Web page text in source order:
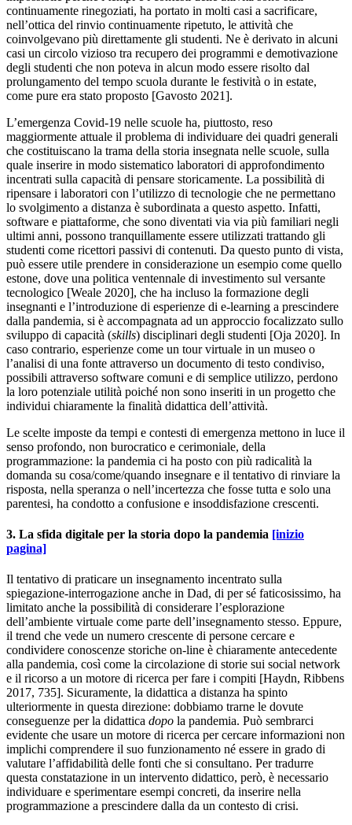
continuamente rinegoziati, ha portato in molti casi a sacrificare,
nell’ottica del rinvio continuamente ripetuto, le attività che
coinvolgevano più direttamente gli studenti. Ne è derivato in alcuni
casi un circolo vizioso tra recupero dei programmi e demotivazione
degli studenti che non poteva in alcun modo essere risolto dal
prolungamento del tempo scuola durante le festività o in estate,
come pure era stato proposto [Gavosto 2021].
L’emergenza Covid-19 nelle scuole ha, piuttosto, reso
maggiormente attuale il problema di individuare dei quadri generali
che costituiscano la trama della storia insegnata nelle scuole, sulla
quale inserire in modo sistematico laboratori di approfondimento
incentrati sulla capacità di pensare storicamente. La possibilità di
ripensare i laboratori con l’utilizzo di tecnologie che ne permettano
lo svolgimento a distanza è subordinata a questo aspetto. Infatti,
software e piattaforme, che sono diventati via via più familiari negli
ultimi anni, possono tranquillamente essere utilizzati trattando gli
studenti come ricettori passivi di contenuti. Da questo punto di vista,
può essere utile prendere in considerazione un esempio come quello
estone, dove una politica ventennale di investimento sul versante
tecnologico [Weale 2020], che ha incluso la formazione degli
insegnanti e l’introduzione di esperienze di e-learning a prescindere
dalla pandemia, si è accompagnata ad un approccio focalizzato sullo
sviluppo di capacità (skills) disciplinari degli studenti [Oja 2020]. In
caso contrario, esperienze come un tour virtuale in un museo o
l’analisi di una fonte attraverso un documento di testo condiviso,
possibili attraverso software comuni e di semplice utilizzo, perdono
la loro potenziale utilità poiché non sono inseriti in un progetto che
individui chiaramente la finalità didattica dell’attività.
Le scelte imposte da tempi e contesti di emergenza mettono in luce il
senso profondo, non burocratico e cerimoniale, della
programmazione: la pandemia ci ha posto con più radicalità la
domanda su cosa/come/quando insegnare e il tentativo di rinviare la
risposta, nella speranza o nell’incertezza che fosse tutta e solo una
parentesi, ha condotto a confusione e insoddisfazione crescenti.
3. La sfida digitale per la storia dopo la pandemia [inizio
pagina]
Il tentativo di praticare un insegnamento incentrato sulla
spiegazione-interrogazione anche in Dad, di per sé faticosissimo, ha
limitato anche la possibilità di considerare l’esplorazione
dell’ambiente virtuale come parte dell’insegnamento stesso. Eppure,
il trend che vede un numero crescente di persone cercare e
condividere conoscenze storiche on-line è chiaramente antecedente
alla pandemia, così come la circolazione di storie sui social network
e il ricorso a un motore di ricerca per fare i compiti [Haydn, Ribbens
2017, 735]. Sicuramente, la didattica a distanza ha spinto
ulteriormente in questa direzione: dobbiamo trarne le dovute
conseguenze per la didattica dopo la pandemia. Può sembrarci
evidente che usare un motore di ricerca per cercare informazioni non
implichi comprendere il suo funzionamento né essere in grado di
valutare l’affidabilità delle fonti che si consultano. Per tradurre
questa constatazione in un intervento didattico, però, è necessario
individuare e sperimentare esempi concreti, da inserire nella
programmazione a prescindere dalla da un contesto di crisi.